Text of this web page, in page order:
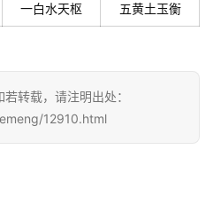
一白水天枢 五黄土玉衡
转载，请注明出处：
12910.html